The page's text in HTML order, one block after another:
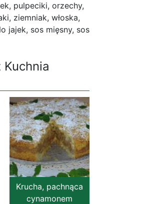
pulpeciki, orzechy,
ziemniak, włoska,
jajek, sos mięsny, sos
Krucha, pachnąca
cynamonem